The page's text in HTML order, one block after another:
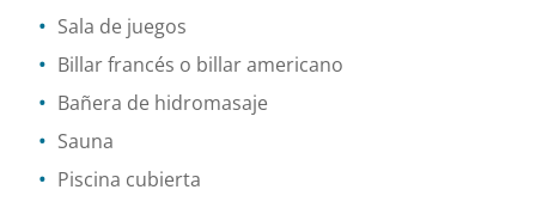
Sala de juegos
Billar francés o billar americano
Bañera de hidromasaje
Sauna
Piscina cubierta